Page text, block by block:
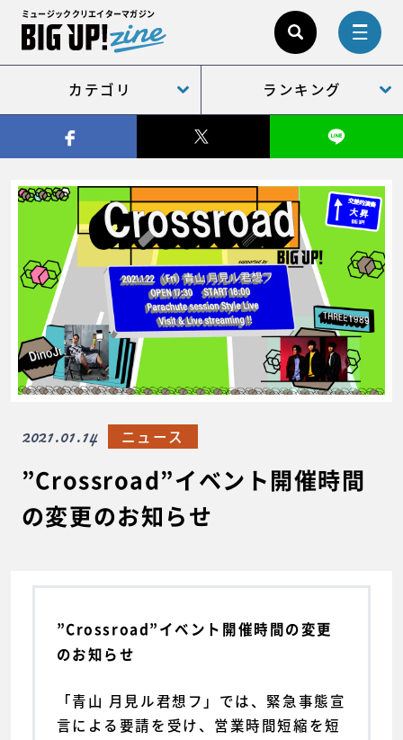
ミュージッククリエイターマガジン
カテゴリ ランキング
”Crossroad”イベント開催時間
の変更のお知らせ
2021.01.14 ニュース
”Crossroad”イベント開催時間の変更
のお知らせ
「青山 月見ル君想フ」では、緊急事態宣
言による要請を受け、営業時間短縮を短